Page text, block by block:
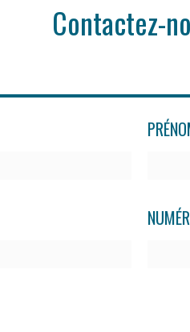
Contactez-